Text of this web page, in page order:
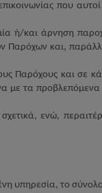
που
ή/και άρνηση
Παρόχων και,
Παρόχους και σε
με τα
ενώ,
υπηρεσία, το